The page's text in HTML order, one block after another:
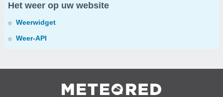
Het weer op uw website
Weerwidget
Weer-API